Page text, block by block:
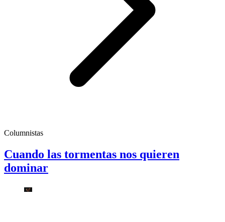
Columnistas
Cuando las tormentas nos quieren
dominar